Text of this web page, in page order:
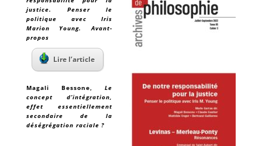
justice. Penser le
politique avec Iris
Marion Young. Avant-
propos
Lire l’article
Magali Bessone,Le
concept d’intégration,
effet essentiellement
secondaire de la
déségrégation raciale ?